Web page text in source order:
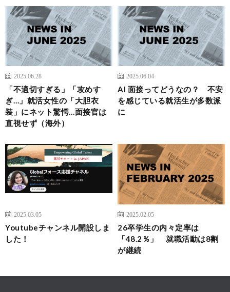
2025.06.28
「不適切すぎる」「攻めす
ぎ…」就活女性の「大胆衣
装」にネット驚愕…面接官は
直視せず（海外）
2025.06.04
AI 面接ってどうなの？ 不安
を感じている就活生が多数派
に
2025.03.05
Youtubeチャンネル開設しま
した！
2025.02.05
26卒学生の内々定率は
「48.2％」 就職活動は8割
が継続